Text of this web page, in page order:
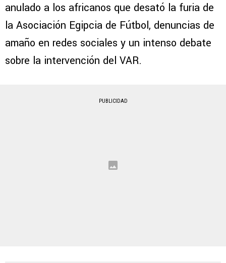
anulado a los africanos que desató la furia de
la Asociación Egipcia de Fútbol, denuncias de
amaño en redes sociales y un intenso debate
sobre la intervención del VAR.
PUBLICIDAD